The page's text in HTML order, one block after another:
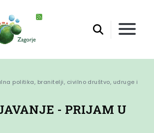
politika, branitelji, civilno društvo, udruge i
- PRIJAM U